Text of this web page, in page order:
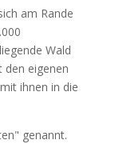
am Rande
Wald
den eigenen
ihnen in die
genannt.